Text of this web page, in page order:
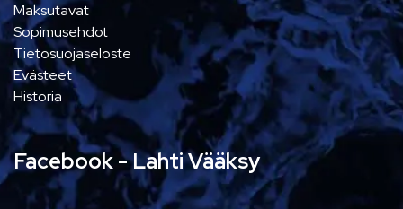
Maksutavat
Sopimusehdot
Tietosuojaseloste
Evästeet
Historia
Facebook - Lahti Vääksy